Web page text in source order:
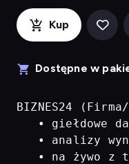
Kup
Dostępne w
BIZNES24
• giełdowe
• analizy
• na żywo z